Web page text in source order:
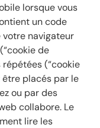
lorsque vous
un code
navigateur
de
(“cookie
être placés par le
ou par des
collabore. Le
lire les